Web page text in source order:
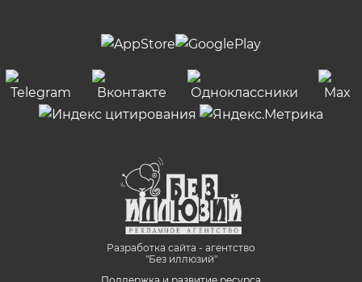
Разработка сайта - агентство
"Без иллюзий"